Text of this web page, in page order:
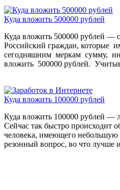
Куда вложить 500000 рублей
Куда вложить 500000 рублей —
Российский граждан, которые
сегодняшним меркам сумму,
вложить 500000 рублей.
Куда вложить 100000 рублей
Куда вложить 100000 рублей —
Сейчас так быстро происходит
человека, имеющего небольшую
резонный вопрос, во что лучше